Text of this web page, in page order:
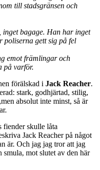
till stadsgränsen och
inget bagage. Han har inget
poliserna gett sig på fel
emot främlingar och
på varför.
förälskad i Jack Reacher.
stark, godhjärtad, stilig,
absolut inte minst, så är
fiender skulle låta
Jack Reacher på något
är. Och jag jag tror att jag
smula, mot slutet av den här